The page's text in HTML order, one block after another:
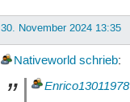
30. November 2024 13:35
Nativeworld schrieb:
Enrico13011978